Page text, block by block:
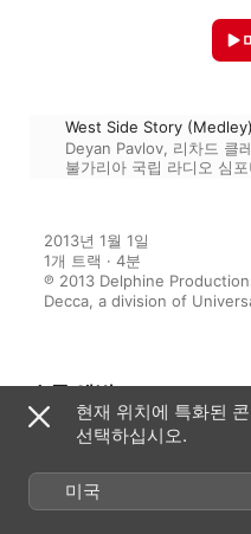
West Side Story (Medley)
Deyan Pavlov, 리차드 클
불가리아 국립 라디오 심
2013년 1월 1일
1개 트랙 · 4분
℗ 2013 Delphine
Decca, a division of
수록 앨범
리차드 클레
현재 위치에 특화된
선택하십시오.
미국